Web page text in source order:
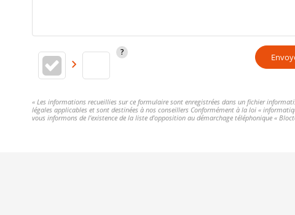
« Les informations recueillies sur ce formulaire sont enregistrées dans un fichier
légales applicables et sont destinées à nos conseillers Conformément à la loi «
vous informons de l'existence de la liste d'opposition au démarchage téléphonique «